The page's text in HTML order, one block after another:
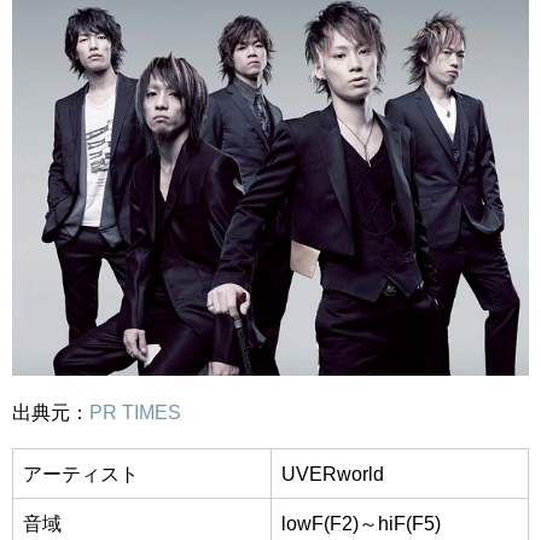
出典元： PR TIMES
アーティスト UVERworld
音域 lowF(F2)～hiF(F5)